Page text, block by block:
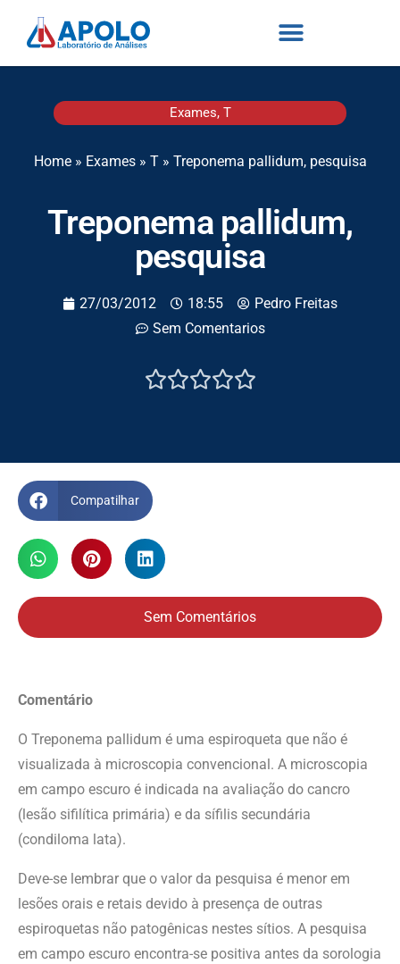
Exames, T
Home» Exames» T» Treponema pallidum, pesquisa
Treponema pallidum,
pesquisa
27/03/2012 18:55
Pedro Freitas
Sem Comentarios

Compatilhar
Sem Comentários
Comentário
O Treponema pallidum é uma espiroqueta que não é
visualizada à microscopia convencional. A microscopia
em campo escuro é indicada na avaliação do cancro
(lesão sifilítica primária) e da sífilis secundária
(condiloma lata).
Deve-se lembrar que o valor da pesquisa é menor em
lesões orais e retais devido à presença de outras
espiroquetas não patogênicas nestes sítios. A pesquisa
em campo escuro encontra-se positiva antes da sorologia